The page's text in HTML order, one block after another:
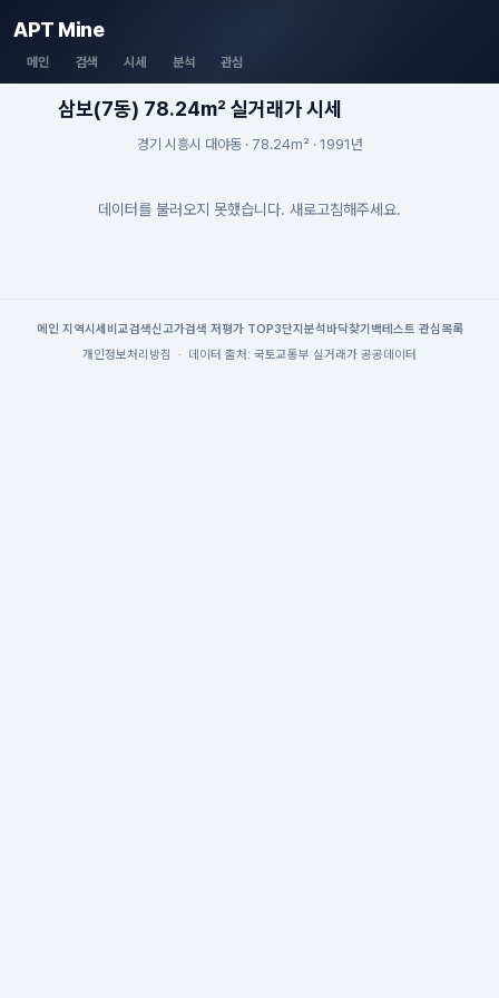
APT Mine
메인 검색 시세 분석 관심
삼보(7동) 78.24m² 실거래가 시세
경기 시흥시 대야동 · 78.24m² · 1991년
데이터를 불러오지 못했습니다. 새로고침해주세요.
메인| 지역시세 비교검색신고가검색 저평가 TOP3단지분석 바닥찾기 백테스트 관심목록
개인정보처리방침
· 데이터 출처: 국토교통부 실거래가 공공데이터